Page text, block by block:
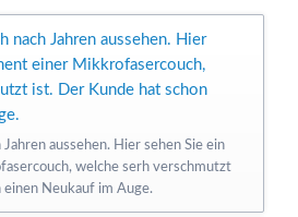
Jahren aussehen. Hier sehen Sie ein
welche serh verschmutzt
Neukauf im Auge.